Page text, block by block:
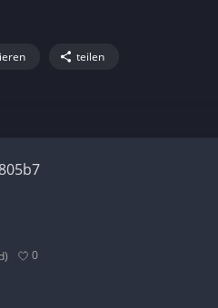
teilen
0